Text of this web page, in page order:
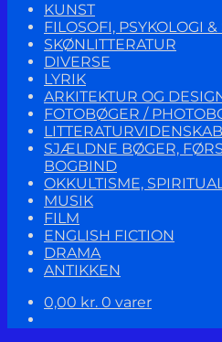
KUNST
FILOSOFI, PSYKOLOGI
SKØNLITTERATUR
DIVERSE
LYRIK
ARKITEKTUR OG
FOTOBØGER /
LITTERATURVIDENSKAB
SJÆLDNE BØGER,
BOGBIND
OKKULTISME,
MUSIK
FILM
ENGLISH FICTION
DRAMA
ANTIKKEN
0,00 kr. 0 varer